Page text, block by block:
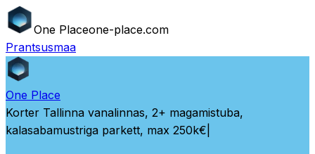
One Placeone-place.com
Prantsusmaa
One Place
Korter Tallinna vanalinnas, 2+ magamistuba,
kalasabamustriga parkett, max 250k€